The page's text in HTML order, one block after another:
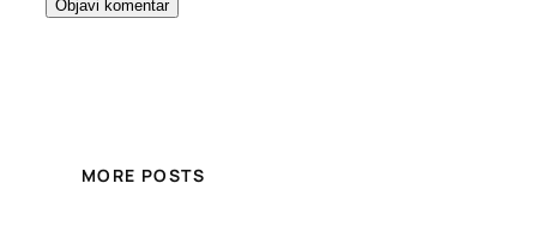
MORE POSTS